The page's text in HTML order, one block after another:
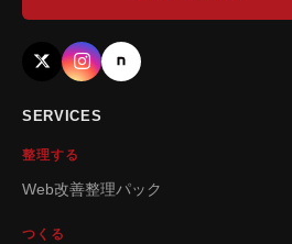
SERVICES
整理する
Web改善整理パック
つくる